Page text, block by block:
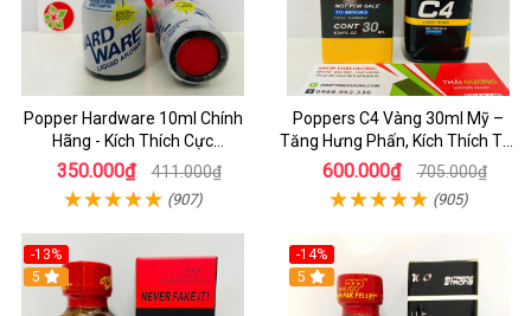
Popper Hardware 10ml Chính
Hãng - Kích Thích Cực
Nhanh_Hưng Phấn Tột Đỉnh_
Dành Cho LGBT
350.000₫ 411.000₫
(907)
Poppers C4 Vàng 30ml Mỹ –
Tăng Hưng Phấn, Kích Thích Tột
Độ Cho Top & Bot
600.000₫ 705.000₫
(905)
-13%
5
-14%
5